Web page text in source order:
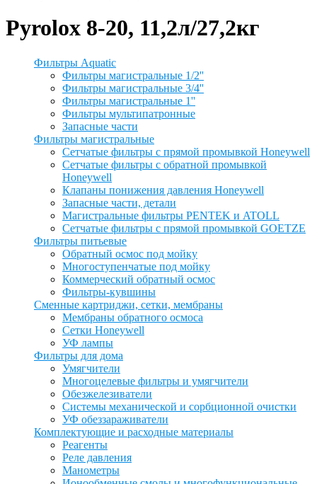
Pyrolox 8-20, 11,2л/27,2кг
Фильтры Aquatic
Фильтры магистральные 1/2''
Фильтры магистральные 3/4''
Фильтры магистральные 1''
Фильтры мультипатронные
Запасные части
Фильтры магистральные
Сетчатые фильтры с прямой промывкой Honeywell
Сетчатые фильтры с обратной промывкой
Honeywell
Клапаны понижения давления Honeywell
Запасные части, детали
Магистральные фильтры PENTEK и ATOLL
Сетчатые фильтры с прямой промывкой GOETZE
Фильтры питьевые
Обратный осмос под мойку
Многоступенчатые под мойку
Коммерческий обратный осмос
Фильтры-кувшины
Сменные картриджи, сетки, мембраны
Мембраны обратного осмоса
Сетки Honeywell
УФ лампы
Фильтры для дома
Умягчители
Многоцелевые фильтры и умягчители
Обезжелезиватели
Системы механической и сорбционной очистки
УФ обеззараживатели
Комплектующие и расходные материалы
Реагенты
Реле давления
Манометры